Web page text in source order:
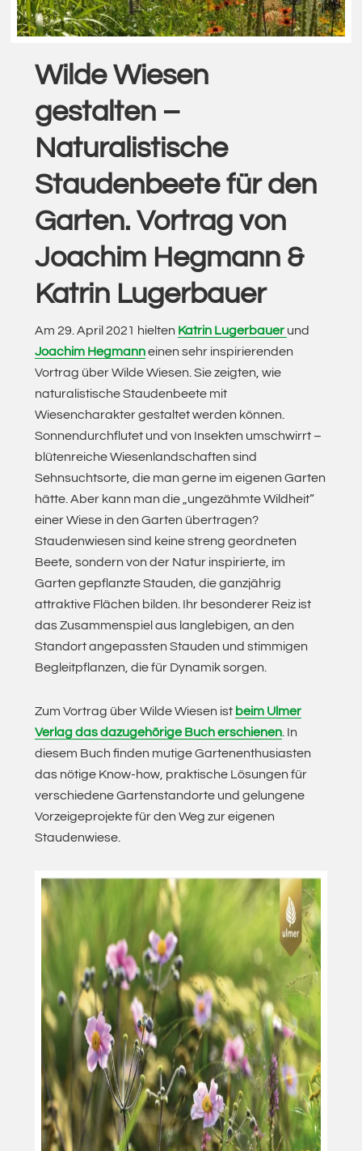
Wilde Wiesen
gestalten –
Naturalistische
Staudenbeete für den
Garten. Vortrag von
Joachim Hegmann &
Katrin Lugerbauer
Am 29. April 2021 hielten Katrin Lugerbauer und
Joachim Hegmanneinen sehr inspirierenden
Vortrag über Wilde Wiesen. Sie zeigten, wie
naturalistische Staudenbeete mit
Wiesencharakter gestaltet werden können.
Sonnendurchflutet und von Insekten umschwirrt –
blütenreiche Wiesenlandschaften sind
Sehnsuchtsorte, die man gerne im eigenen Garten
hätte. Aber kann man die „ungezähmte Wildheit“
einer Wiese in den Garten übertragen?
Staudenwiesen sind keine streng geordneten
Beete, sondern von der Natur inspirierte, im
Garten gepflanzte Stauden, die ganzjährig
attraktive Flächen bilden. Ihr besonderer Reiz ist
das Zusammenspiel aus langlebigen, an den
Standort angepassten Stauden und stimmigen
Begleitpflanzen, die für Dynamik sorgen.
Zum Vortrag über Wilde Wiesen ist beim Ulmer
Verlag das dazugehörige Buch erschienen . In
diesem Buch finden mutige Gartenenthusiasten
das nötige Know-how, praktische Lösungen für
verschiedene Gartenstandorte und gelungene
Vorzeigeprojekte für den Weg zur eigenen
Staudenwiese.